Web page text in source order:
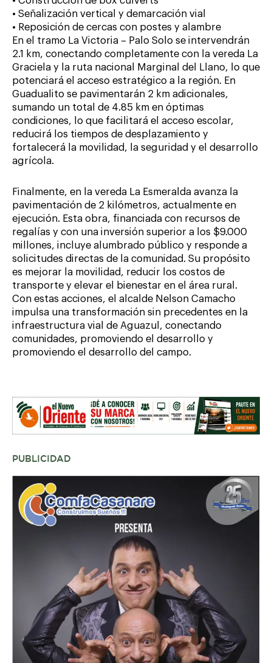
• Señalización vertical y demarcación vial
• Reposición de cercas con postes y alambre
En el tramo La Victoria – Palo Solo se intervendrán
2.1 km, conectando completamente con la vereda La
Graciela y la ruta nacional Marginal del Llano, lo que
potenciará el acceso estratégico a la región. En
Guadualito se pavimentarán 2 km adicionales,
sumando un total de 4.85 km en óptimas
condiciones, lo que facilitará el acceso escolar,
reducirá los tiempos de desplazamiento y
fortalecerá la movilidad, la seguridad y el desarrollo
agrícola.
Finalmente, en la vereda La Esmeralda avanza la
pavimentación de 2 kilómetros, actualmente en
ejecución. Esta obra, financiada con recursos de
regalías y con una inversión superior a los $9.000
millones, incluye alumbrado público y responde a
solicitudes directas de la comunidad. Su propósito
es mejorar la movilidad, reducir los costos de
transporte y elevar el bienestar en el área rural.
Con estas acciones, el alcalde Nelson Camacho
impulsa una transformación sin precedentes en la
infraestructura vial de Aguazul, conectando
comunidades, promoviendo el desarrollo y
promoviendo el desarrollo del campo.
PUBLICIDAD